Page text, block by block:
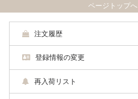
ページトップへ
注文履歴
登録情報の変更
再入荷リスト